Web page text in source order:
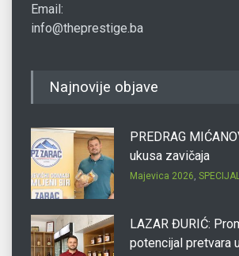
Email:
info@theprestige.ba
Najnovije objave
PREDRAG
ukusa zavičaja
Majevica 2026,
LAZAR ĐURIĆ:
potencijal pretvara